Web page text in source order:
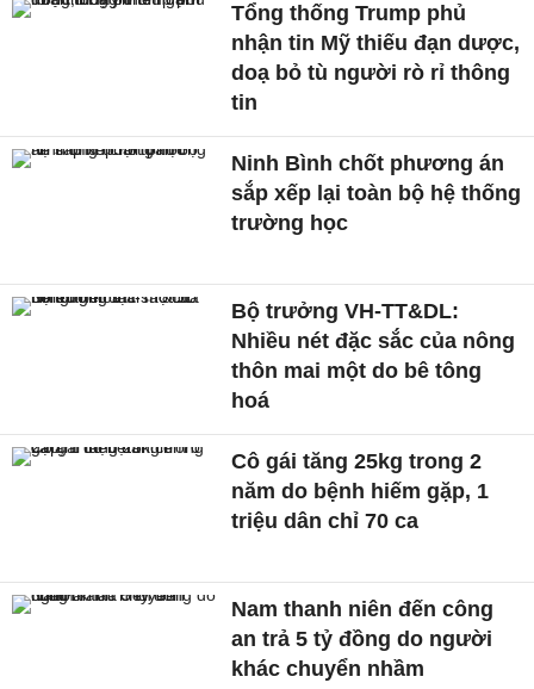
Tổng thống Trump phủ
nhận tin Mỹ thiếu đạn dược,
doạ bỏ tù người rò rỉ thông
tin
Ninh Bình chốt phương án
sắp xếp lại toàn bộ hệ thống
trường học
Bộ trưởng VH-TT&DL:
Nhiều nét đặc sắc của nông
thôn mai một do bê tông
hoá
Cô gái tăng 25kg trong 2
năm do bệnh hiếm gặp, 1
triệu dân chỉ 70 ca
Nam thanh niên đến công
an trả 5 tỷ đồng do người
khác chuyển nhầm